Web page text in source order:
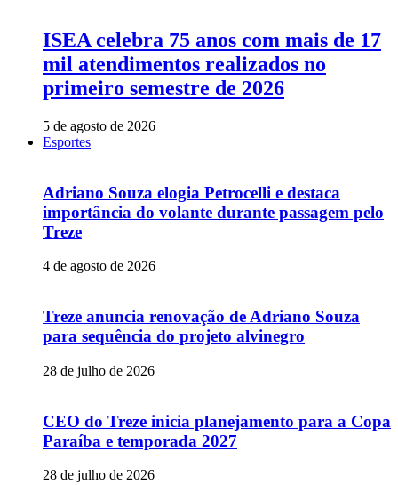
ISEA celebra 75 anos com mais de 17
mil atendimentos realizados no
primeiro semestre de 2026
5 de agosto de 2026
Esportes
Adriano Souza elogia Petrocelli e destaca
importância do volante durante passagem pelo
Treze
4 de agosto de 2026
Treze anuncia renovação de Adriano Souza
para sequência do projeto alvinegro
28 de julho de 2026
CEO do Treze inicia planejamento para a Copa
Paraíba e temporada 2027
28 de julho de 2026